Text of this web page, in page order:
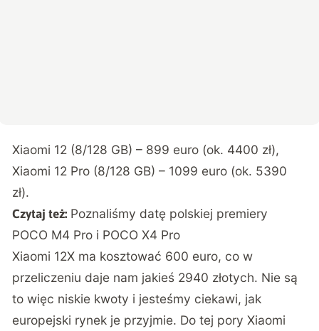
Xiaomi 12 (8/128 GB) – 899 euro (ok. 4400 zł),
Xiaomi 12 Pro (8/128 GB) – 1099 euro (ok. 5390
zł).
Czytaj też: Poznaliśmy datę polskiej premiery
POCO M4 Pro i POCO X4 Pro
Xiaomi 12X ma kosztować 600 euro, co w
przeliczeniu daje nam jakieś 2940 złotych. Nie są
to więc niskie kwoty i jesteśmy ciekawi, jak
europejski rynek je przyjmie. Do tej pory Xiaomi